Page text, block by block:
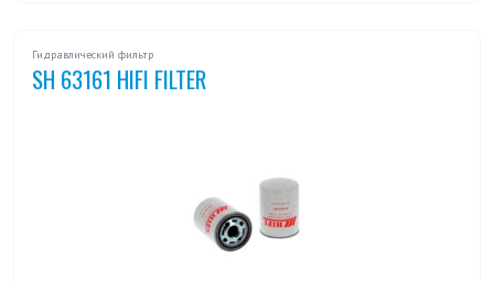
Гидравлический фильтр
SH 63161 HIFI FILTER